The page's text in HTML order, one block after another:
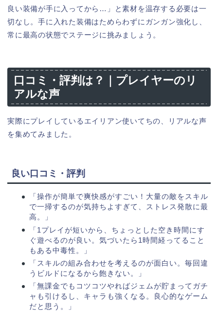
良い装備が手に入ってから…」と素材を温存する必要は一
切なし。手に入れた装備はためらわずにガンガン強化し、
常に最高の状態でステージに挑みましょう。
口コミ・評判は？｜プレイヤーのリ
アルな声
実際にプレイしているエイリアン使いてちの、リアルな声
を集めてみました。
良い口コミ・評判
「操作が簡単で爽快感がすごい！大量の敵をスキル
で一掃するのが気持ちよすぎて、ストレス発散に最
高。」
「1プレイが短いから、ちょっとした空き時間にす
ぐ遊べるのが良い。気づいたら1時間経ってること
もある中毒性。」
「スキルの組み合わせを考えるのが面白い。毎回違
うビルドになるから飽きない。」
「無課金でもコツコツやればジェムが貯まってガチ
ャも引けるし、キャラも強くなる。良心的なゲーム
だと思う。」